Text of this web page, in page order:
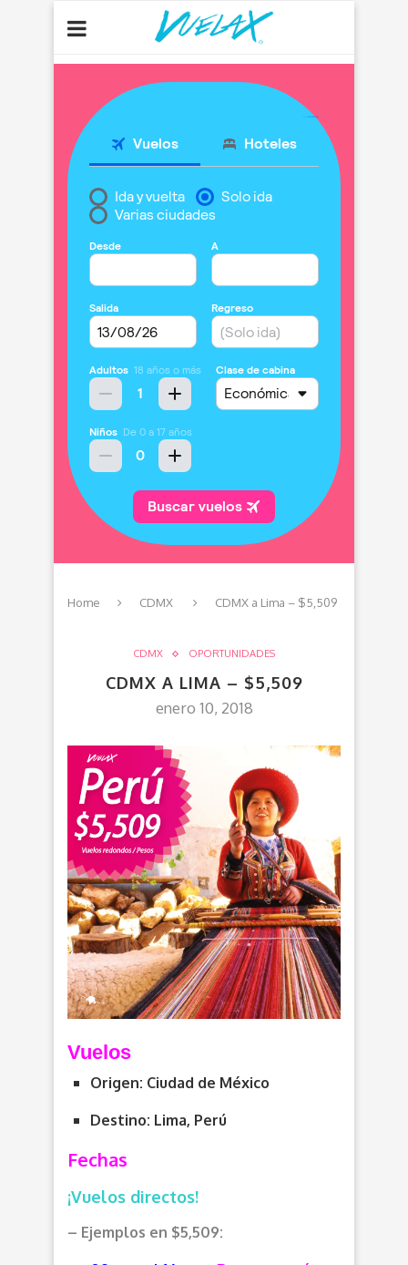
Home CDMX CDMX a Lima – $5,509
CDMX OPORTUNIDADES
CDMX A LIMA – $5,509
enero 10, 2018
Vuelos
Origen: Ciudad de México
Destino: Lima, Perú
Fechas
¡Vuelos directos!
– Ejemplos en $5,509: